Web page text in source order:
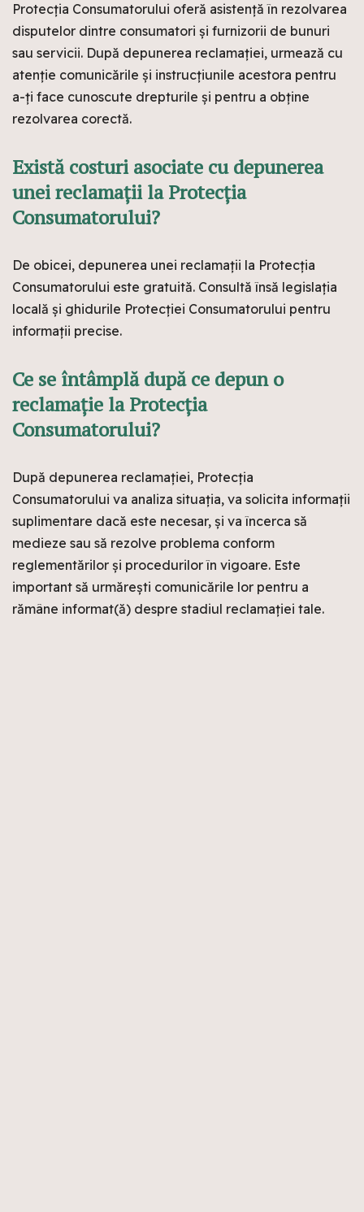
Protecția Consumatorului oferă asistență în rezolvarea
disputelor dintre consumatori și furnizorii de bunuri
sau servicii. După depunerea reclamației, urmează cu
atenție comunicările și instrucțiunile acestora pentru
a-ți face cunoscute drepturile și pentru a obține
rezolvarea corectă.
Există costuri asociate cu depunerea
unei reclamații la Protecția
Consumatorului?
De obicei, depunerea unei reclamații la Protecția
Consumatorului este gratuită. Consultă însă legislația
locală și ghidurile Protecției Consumatorului pentru
informații precise.
Ce se întâmplă după ce depun o
reclamație la Protecția
Consumatorului?
După depunerea reclamației, Protecția
Consumatorului va analiza situația, va solicita informații
suplimentare dacă este necesar, și va încerca să
medieze sau să rezolve problema conform
reglementărilor și procedurilor în vigoare. Este
important să urmărești comunicările lor pentru a
rămâne informat(ă) despre stadiul reclamației tale.